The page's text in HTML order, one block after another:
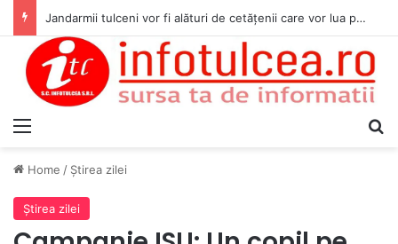
Jandarmii tulceni vor fi alături de cetățenii care vor lua parte la Festivalul Folk Țestos
Home / Ştirea zilei
Ştirea zilei